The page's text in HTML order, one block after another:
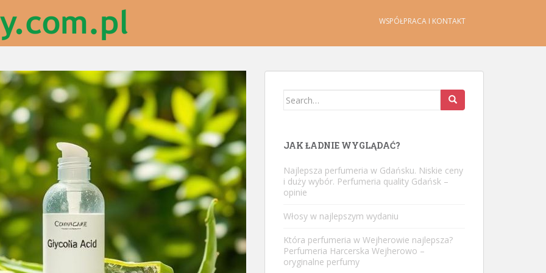
WSPÓŁPRACA I KONTAKT
Search
JAK ŁADNIE WYGLĄDAĆ?
Najlepsza perfumeria w Gdańsku. Niskie ceny
i duży wybór. Perfumeria quality Gdańsk –
opinie
Włosy w najlepszym wydaniu
Która perfumeria w Wejherowie najlepsza?
Perfumeria Harcerska Wejherowo –
oryginalne perfumy